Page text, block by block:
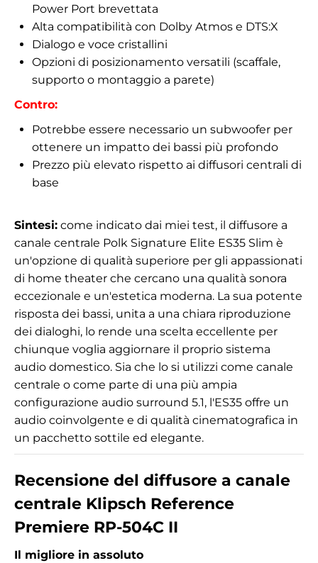
Power Port brevettata
Alta compatibilità con Dolby Atmos e DTS:X
Dialogo e voce cristallini
Opzioni di posizionamento versatili (scaffale,
supporto o montaggio a parete)
Contro:
Potrebbe essere necessario un subwoofer per
ottenere un impatto dei bassi più profondo
Prezzo più elevato rispetto ai diffusori centrali di
base
Sintesi: come indicato dai miei test, il diffusore a
canale centrale Polk Signature Elite ES35 Slim è
un'opzione di qualità superiore per gli appassionati
di home theater che cercano una qualità sonora
eccezionale e un'estetica moderna. La sua potente
risposta dei bassi, unita a una chiara riproduzione
dei dialoghi, lo rende una scelta eccellente per
chiunque voglia aggiornare il proprio sistema
audio domestico. Sia che lo si utilizzi come canale
centrale o come parte di una più ampia
configurazione audio surround 5.1, l'ES35 offre un
audio coinvolgente e di qualità cinematografica in
un pacchetto sottile ed elegante.
Recensione del diffusore a canale
centrale Klipsch Reference
Premiere RP-504C II
Il migliore in assoluto